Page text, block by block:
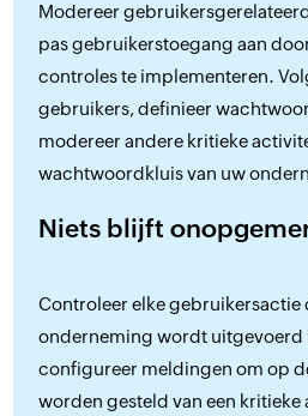
Modereer
pas gebruikerstoegang aan
controles te implementeren.
gebruikers, definieer
modereer andere kritieke
wachtwoordkluis van uw
Niets blijft
Controleer elke gebruikersactie
onderneming wordt uitgevoerd
configureer meldingen om op
worden gesteld van een kritieke